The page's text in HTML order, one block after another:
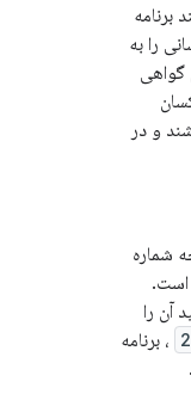
برنامه
را به
گواهی
و در
شماره
است.
آن را
2 ، برنامه